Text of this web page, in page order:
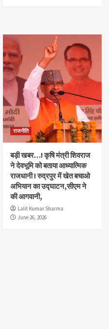
राजनीति
बड़ी खबर…! कृषि मंत्री शिवराज
ने देवभूमि को बताया आध्यात्मिक
राजधानी ! रुद्रपुर में खेत बचाओ
अभियान का उद्घाटन,सीएम ने
की आगवानी,
Lalit Kumar Sharma
June 26, 2026